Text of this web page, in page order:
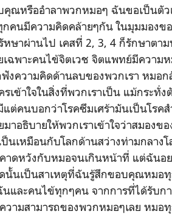
ณหรืออำลาพวกหมอๆ ฉันขอเป็นตั
คนมีความคิดคล้ายๆกัน ในมุมมองข
หษาผ่านไป เคสที่ 2, 3, 4 ก็รักษาต
ฉพาะคนไข้จิตเวช จิตแพทย์มีความห
งความคิดด้านลบของพวกเรา หมอ
รเข้าใจในสิ่งที่พวกเราเป็น แม้กระทั่
แต่คนบอกว่าโรคซึมเศร้ามันเป็นโรค
อธิบายให้พวกเราเข้าใจว่าสมองข
นเหมือนกับโลกด้านสว่างท่ามกลา
าดหวังกับหมอจนเกินหน้าที่ แต่ฉันอ
นเป็นสาเหตุที่ฉันรู้สึกขอบคุณหมอ
นและคนไข้ทุกๆคน จากการที่ได้รับ
วามสามารถของพวกหมอๆเลย หม